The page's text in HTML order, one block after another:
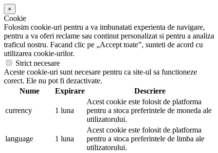
×
Cookie
Folosim cookie-uri pentru a va imbunatati experienta de navigare,
pentru a va oferi reclame sau continut personalizat si pentru a analiza
traficul nostru. Facand clic pe „Accept toate”, sunteti de acord cu
utilizarea cookie-urilor.
Strict necesare
Aceste cookie-uri sunt necesare pentru ca site-ul sa functioneze
corect. Ele nu pot fi dezactivate.
Nume
Expirare Descriere
currency 1 luna
Acest cookie este folosit de platforma
pentru a stoca preferintele de moneda ale
utilizatorului.
language 1 luna
Acest cookie este folosit de platforma
pentru a stoca preferintele de limba ale
utilizatorului.